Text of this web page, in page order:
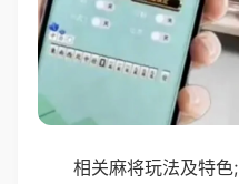
相关麻将玩法及特色;